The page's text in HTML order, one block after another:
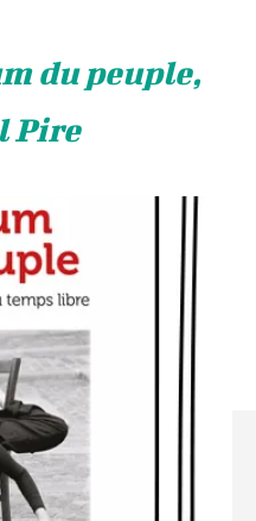
du peuple,
Pire